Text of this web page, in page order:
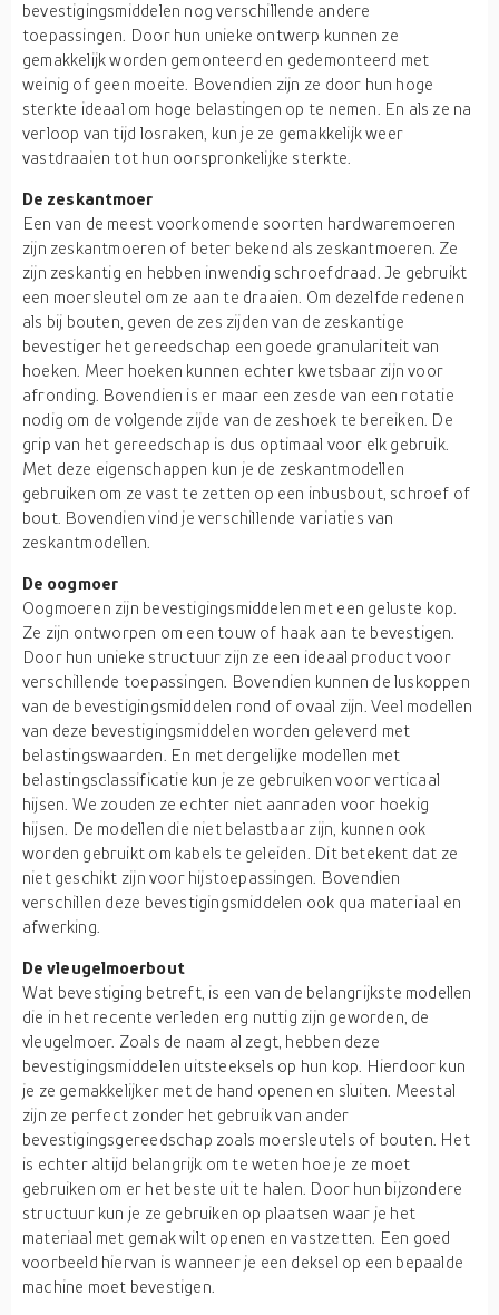
bevestigingsmiddelen nog verschillende andere
toepassingen. Door hun unieke ontwerp kunnen ze
gemakkelijk worden gemonteerd en gedemonteerd met
weinig of geen moeite. Bovendien zijn ze door hun hoge
sterkte ideaal om hoge belastingen op te nemen. En als ze na
verloop van tijd losraken, kun je ze gemakkelijk weer
vastdraaien tot hun oorspronkelijke sterkte.
De zeskantmoer
Een van de meest voorkomende soorten hardwaremoeren
zijn zeskantmoeren of beter bekend als zeskantmoeren. Ze
zijn zeskantig en hebben inwendig schroefdraad. Je gebruikt
een moersleutel om ze aan te draaien. Om dezelfde redenen
als bij bouten, geven de zes zijden van de zeskantige
bevestiger het gereedschap een goede granulariteit van
hoeken. Meer hoeken kunnen echter kwetsbaar zijn voor
afronding. Bovendien is er maar een zesde van een rotatie
nodig om de volgende zijde van de zeshoek te bereiken. De
grip van het gereedschap is dus optimaal voor elk gebruik.
Met deze eigenschappen kun je de zeskantmodellen
gebruiken om ze vast te zetten op een inbusbout, schroef of
bout. Bovendien vind je verschillende variaties van
zeskantmodellen.
De oogmoer
Oogmoeren zijn bevestigingsmiddelen met een geluste kop.
Ze zijn ontworpen om een touw of haak aan te bevestigen.
Door hun unieke structuur zijn ze een ideaal product voor
verschillende toepassingen. Bovendien kunnen de luskoppen
van de bevestigingsmiddelen rond of ovaal zijn. Veel modellen
van deze bevestigingsmiddelen worden geleverd met
belastingswaarden. En met dergelijke modellen met
belastingsclassificatie kun je ze gebruiken voor verticaal
hijsen. We zouden ze echter niet aanraden voor hoekig
hijsen. De modellen die niet belastbaar zijn, kunnen ook
worden gebruikt om kabels te geleiden. Dit betekent dat ze
niet geschikt zijn voor hijstoepassingen. Bovendien
verschillen deze bevestigingsmiddelen ook qua materiaal en
afwerking.
De vleugelmoerbout
Wat bevestiging betreft, is een van de belangrijkste modellen
die in het recente verleden erg nuttig zijn geworden, de
vleugelmoer. Zoals de naam al zegt, hebben deze
bevestigingsmiddelen uitsteeksels op hun kop. Hierdoor kun
je ze gemakkelijker met de hand openen en sluiten. Meestal
zijn ze perfect zonder het gebruik van ander
bevestigingsgereedschap zoals moersleutels of bouten. Het
is echter altijd belangrijk om te weten hoe je ze moet
gebruiken om er het beste uit te halen. Door hun bijzondere
structuur kun je ze gebruiken op plaatsen waar je het
materiaal met gemak wilt openen en vastzetten. Een goed
voorbeeld hiervan is wanneer je een deksel op een bepaalde
machine moet bevestigen.